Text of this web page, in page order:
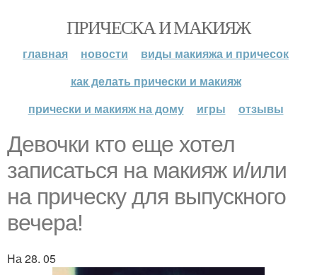
ПРИЧЕСКА И МАКИЯЖ
главная новости
виды макияжа и причесок
как делать прически и макияж
прически и макияж на дому
игры отзывы
Девочки кто еще хотел
записаться на макияж и/или
на прическу для выпускного
вечера!
На 28. 05